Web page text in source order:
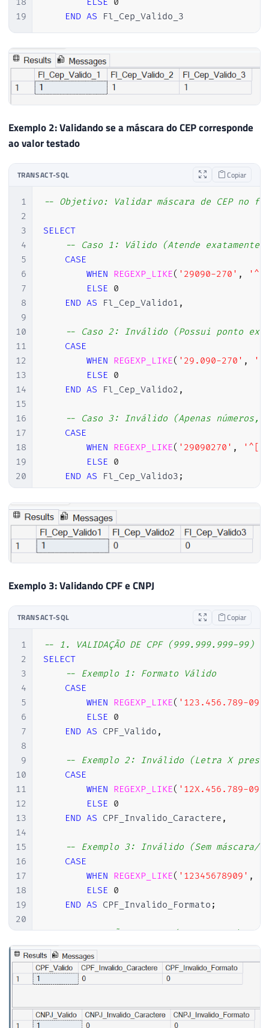
19
END AS Fl_Cep_Valido_3
Exemplo 2: Validando se a máscara do CEP corresponde
ao valor testado
TRANSACT-SQL Copiar
1
2
3
4
5
6
7
8
9
10
11
12
13
14
15
16
17
18
19
20
21
22
23
-- Objetivo: Validar máscara de CEP no
SELECT
-- Caso 1: Válido (Atende exatamente
CASE
WHEN REGEXP_LIKE( '29090-270' ,
ELSE 0
END AS Fl_Cep_Valido1 ,
-- Caso 2: Inválido (Possui ponto
CASE
WHEN REGEXP_LIKE( '29.090-270' ,
ELSE 0
END AS Fl_Cep_Valido2 ,
-- Caso 3: Inválido (Apenas números,
CASE
WHEN REGEXP_LIKE( '29090270' ,
ELSE 0
END AS Fl_Cep_Valido3 ;
-- Dica: Se você não estiver no SQL
-- WHERE coluna LIKE '[0-9][0-9][0-
Exemplo 3: Validando CPF e CNPJ
TRANSACT-SQL Copiar
1
2
3
4
5
6
7
8
9
10
11
12
13
14
15
16
17
18
19
20
21
22
23
24
26
-- 1. VALIDAÇÃO DE CPF (999.999.999-99)
SELECT
-- Exemplo 1: Formato Válido
CASE
WHEN REGEXP_LIKE( '123.456.789-09'
ELSE 0
END AS CPF_Valido ,
-- Exemplo 2: Inválido (Letra X
CASE
WHEN REGEXP_LIKE( '12X.456.789-09'
ELSE 0
END AS CPF_Invalido_Caractere ,
-- Exemplo 3: Inválido (Sem máscara/
CASE
WHEN REGEXP_LIKE( '12345678909' ,
ELSE 0
END AS CPF_Invalido_Formato ;
-- 2. VALIDAÇÃO DE CNPJ (99.999.999/9999-
SELECT
-- Exemplo 1: Formato Válido
CASE
ELSE 0
END AS CNPJ_Valido,